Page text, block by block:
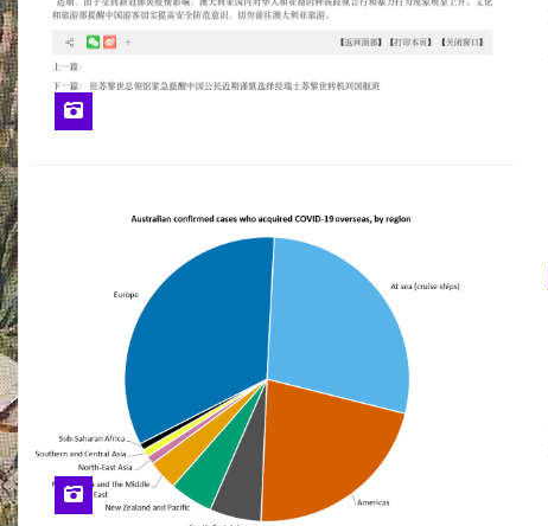
86天，创纪录的划
希拉里海滩俱乐
部：珀斯最新海滩
热点即将开业
横渡印度洋：
Mullaloo的Rob
Barton独自划船
8300公里，为青少
年心理健康助力